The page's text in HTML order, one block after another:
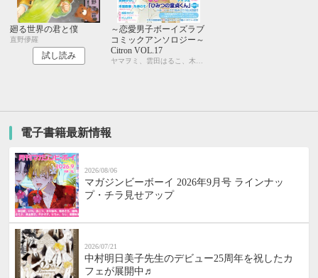
廻る世界の君と僕
直野儚羅
試し読み
～恋愛男子ボーイズラブ
コミックアンソロジー～
Citron VOL.17
電子書籍最新情報
2026/08/06
マガジンビーボーイ 2026年9月号 ラインナッ
プ・チラ見せアップ
2026/07/21
中村明日美子先生のデビュー25周年を祝したカ
フェが展開中♬